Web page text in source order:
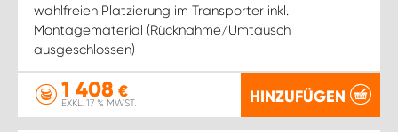
wahlfreien Platzierung im Transporter inkl.
Montagematerial (Rücknahme/Umtausch
ausgeschlossen)
1 408 €
EXKL. 17 % MWST. HINZUFÜGEN